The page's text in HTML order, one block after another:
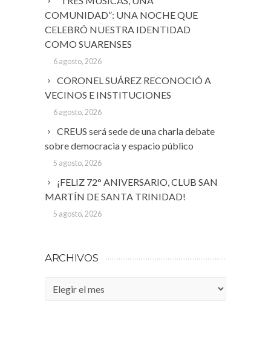
COMUNIDAD”: UNA NOCHE QUE
CELEBRÓ NUESTRA IDENTIDAD
COMO SUARENSES
6 agosto, 2026
CORONEL SUÁREZ RECONOCIÓ A
VECINOS E INSTITUCIONES
6 agosto, 2026
CREUS será sede de una charla debate
sobre democracia y espacio público
5 agosto, 2026
¡FELIZ 72° ANIVERSARIO, CLUB SAN
MARTÍN DE SANTA TRINIDAD!
5 agosto, 2026
ARCHIVOS
Archivos